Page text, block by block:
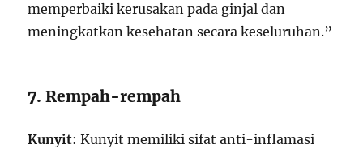
memperbaiki kerusakan pada ginjal dan
meningkatkan kesehatan secara keseluruhan.”
7. Rempah-rempah
Kunyit: Kunyit memiliki sifat anti-inflamasi